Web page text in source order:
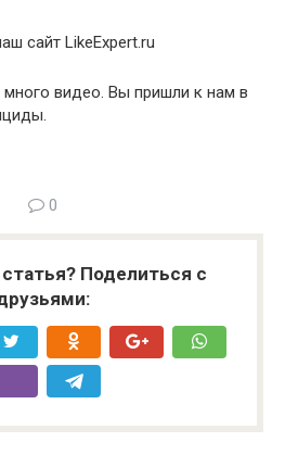
сайт LikeExpert.ru
видео. Вы пришли к нам в
0
Поделиться с